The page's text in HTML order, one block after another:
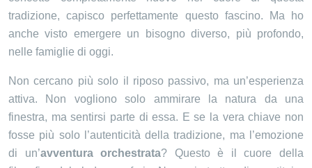
tradizione, capisco perfettamente questo fascino. Ma ho
anche visto emergere un bisogno diverso, più profondo,
nelle famiglie di oggi.
Non cercano più solo il riposo passivo, ma un’esperienza
attiva. Non vogliono solo ammirare la natura da una
finestra, ma sentirsi parte di essa. E se la vera chiave non
fosse più solo l’autenticità della tradizione, ma l’emozione
di un’avventura orchestrata? Questo è il cuore della